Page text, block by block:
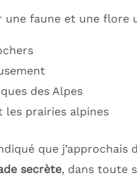
une faune et une flore
des Alpes
les prairies alpines
que
secrète, dans toute